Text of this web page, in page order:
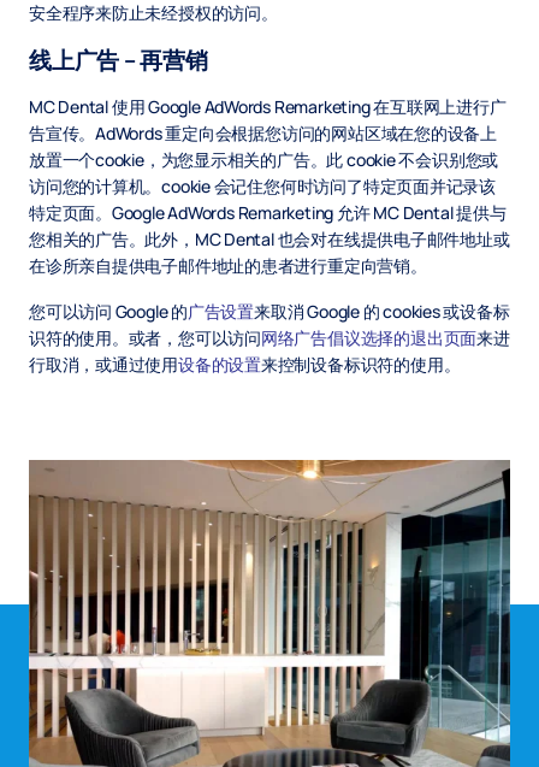
安全程序来防止未经授权的访问。
线上广告 – 再营销
MC Dental 使用 Google AdWords Remarketing 在互联网上进行广
告宣传。AdWords 重定向会根据您访问的网站区域在您的设备上
放置一个cookie，为您显示相关的广告。此 cookie 不会识别您或
访问您的计算机。cookie 会记住您何时访问了特定页面并记录该
特定页面。Google AdWords Remarketing 允许 MC Dental 提供与
您相关的广告。此外，MC Dental 也会对在线提供电子邮件地址或
在诊所亲自提供电子邮件地址的患者进行重定向营销。
您可以访问 Google 的广告设置来取消 Google 的 cookies 或设备标
识符的使用。或者，您可以访问网络广告倡议选择的退出页面来进
行取消，或通过使用设备的设置来控制设备标识符的使用。